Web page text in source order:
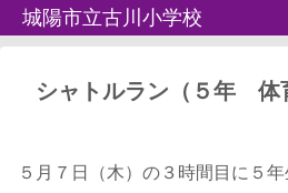
城陽市立古川小学校
シャトルラン（５年 体
５月７日（木）の３時間目に５